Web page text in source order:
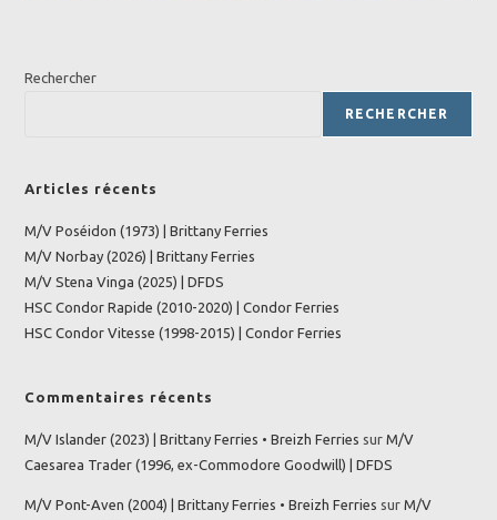
Rechercher
RECHERCHER
Articles récents
M/V Poséidon (1973) | Brittany Ferries
M/V Norbay (2026) | Brittany Ferries
M/V Stena Vinga (2025) | DFDS
HSC Condor Rapide (2010-2020) | Condor Ferries
HSC Condor Vitesse (1998-2015) | Condor Ferries
Commentaires récents
M/V Islander (2023) | Brittany Ferries • Breizh Ferries surM/V
Caesarea Trader (1996, ex-Commodore Goodwill) | DFDS
M/V Pont-Aven (2004) | Brittany Ferries • Breizh Ferries surM/V